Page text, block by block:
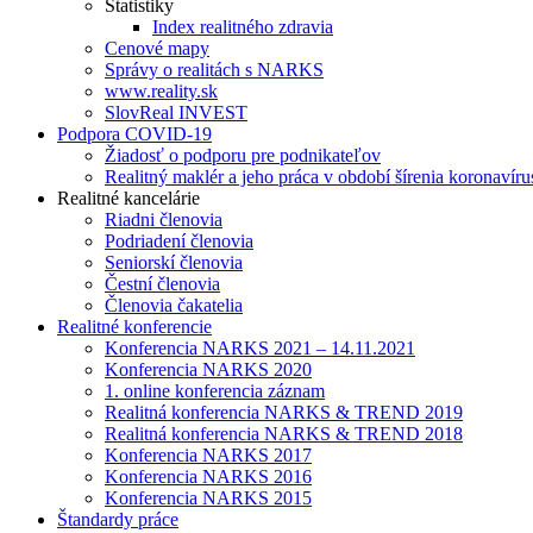
Štatistiky
Index realitného zdravia
Cenové mapy
Správy o realitách s NARKS
www.reality.sk
SlovReal INVEST
Podpora COVID-19
Žiadosť o podporu pre podnikateľov
Realitný maklér a jeho práca v období šírenia
Realitné kancelárie
Riadni členovia
Podriadení členovia
Seniorskí členovia
Čestní členovia
Členovia čakatelia
Realitné konferencie
Konferencia NARKS 2021 – 14.11.2021
Konferencia NARKS 2020
1. online konferencia záznam
Realitná konferencia NARKS & TREND 2019
Realitná konferencia NARKS & TREND 2018
Konferencia NARKS 2017
Konferencia NARKS 2016
Konferencia NARKS 2015
Štandardy práce